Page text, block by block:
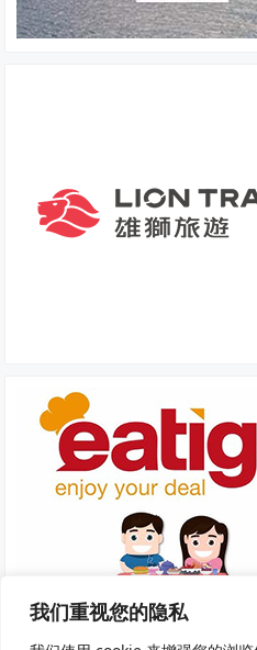
我们重视您的隐私